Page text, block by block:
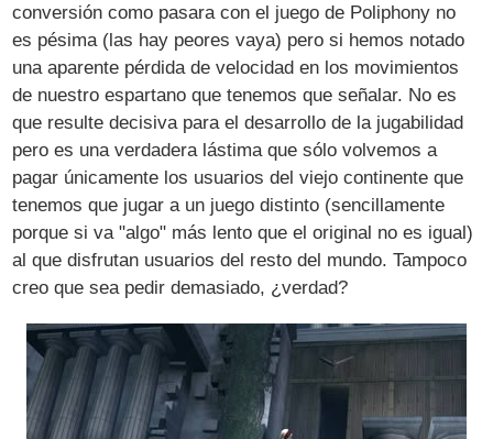
conversión como pasara con el juego de Poliphony no
es pésima (las hay peores vaya) pero si hemos notado
una aparente pérdida de velocidad en los movimientos
de nuestro espartano que tenemos que señalar. No es
que resulte decisiva para el desarrollo de la jugabilidad
pero es una verdadera lástima que sólo volvemos a
pagar únicamente los usuarios del viejo continente que
tenemos que jugar a un juego distinto (sencillamente
porque si va "algo" más lento que el original no es igual)
al que disfrutan usuarios del resto del mundo. Tampoco
creo que sea pedir demasiado, ¿verdad?